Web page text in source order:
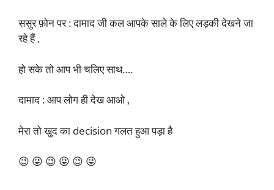
ससुर फ़ोन पर : दामाद जी कल आपके साले के लिए लड़की देखने जा
रहे हैं ,
हो सके तो आप भी चलिए साथ….
दामाद : आप लोग ही देख आओ ,
मेरा तो खुद का decision गलत हुआ पड़ा है
😉 😜 😉 😜 😉 😜